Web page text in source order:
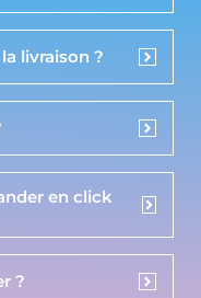
livraison ?
en click
?